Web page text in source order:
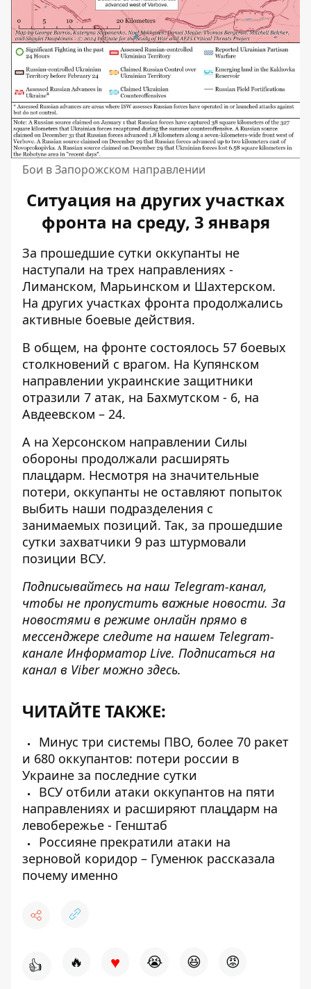
Бои в Запорожском направлении
Ситуация на других участках
фронта на среду, 3 января
За прошедшие сутки оккупанты не
наступали на трех направлениях -
Лиманском, Марьинском и Шахтерском.
На других участках фронта продолжались
активные боевые действия.
В общем, на фронте состоялось 57 боевых
столкновений с врагом. На Купянском
направлении украинские защитники
отразили 7 атак, на Бахмутском - 6, на
Авдеевском – 24.
А на Херсонском направлении Силы
обороны продолжали расширять
плацдарм. Несмотря на значительные
потери, оккупанты не оставляют попыток
выбить наши подразделения с
занимаемых позиций. Так, за прошедшие
сутки захватчики 9 раз штурмовали
позиции ВСУ.
Подписывайтесь на наш Telegram-канал,
чтобы не пропустить важные новости. За
новостями в режиме онлайн прямо в
мессенджере следите на нашем Telegram-
канале Информатор Live. Подписаться на
канал в Viber можно здесь.
ЧИТАЙТЕ ТАКЖЕ:
Минус три системы ПВО, более 70 ракет
и 680 оккупантов: потери россии в
Украине за последние сутки
ВСУ отбили атаки оккупантов на пяти
направлениях и расширяют плацдарм на
левобережье - Генштаб
Россияне прекратили атаки на
зерновой коридор – Гуменюк рассказала
почему именно
👍 🔥 ♥ 😭 😆 😡